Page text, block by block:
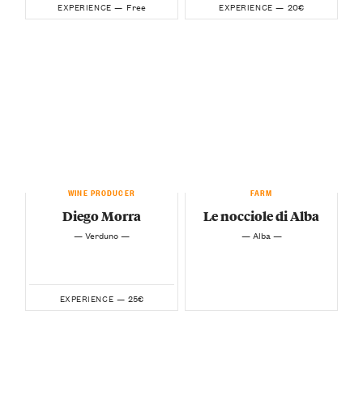
EXPERIENCE — Free EXPERIENCE — 20€
WINE PRODUCER
Diego Morra
— Verduno —
EXPERIENCE — 25€
FARM
Le nocciole di Alba
— Alba —